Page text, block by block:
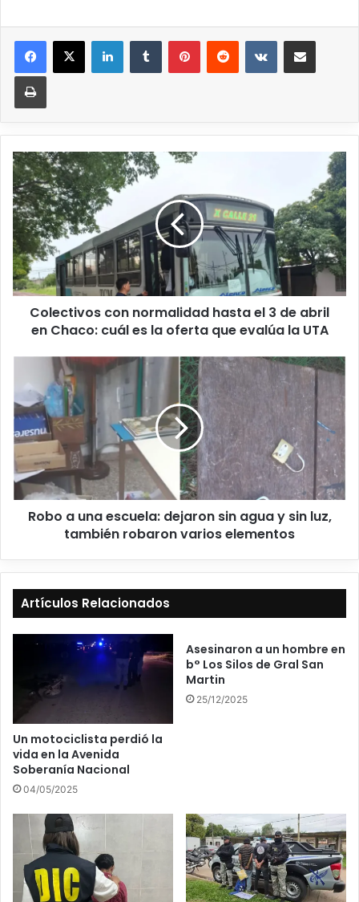
Colectivos con normalidad hasta el 3 de abril
en Chaco: cuál es la oferta que evalúa la UTA
Robo a una escuela: dejaron sin agua y sin luz,
también robaron varios elementos
Artículos Relacionados
Un motociclista perdió la
vida en la Avenida
Soberanía Nacional
04/05/2025
Asesinaron a un hombre en
b° Los Silos de Gral San
Martin
25/12/2025